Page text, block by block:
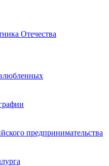
Отечества
предпринимательства